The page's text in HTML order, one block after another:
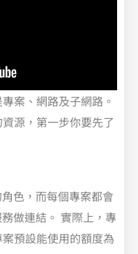
案、網路及子網路。
源，第一步你要先了
色，而每個專案都會
做連結。 實際上，專
預設能使用的額度為